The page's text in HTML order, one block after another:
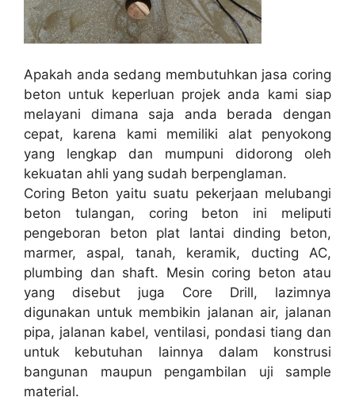
Apakah anda sedang membutuhkan jasa coring
beton untuk keperluan projek anda kami siap
melayani dimana saja anda berada dengan
cepat, karena kami memiliki alat penyokong
yang lengkap dan mumpuni didorong oleh
kekuatan ahli yang sudah berpenglaman.
Coring Beton yaitu suatu pekerjaan melubangi
beton tulangan, coring beton ini meliputi
pengeboran beton plat lantai dinding beton,
marmer, aspal, tanah, keramik, ducting AC,
plumbing dan shaft. Mesin coring beton atau
yang disebut juga Core Drill, lazimnya
digunakan untuk membikin jalanan air, jalanan
pipa, jalanan kabel, ventilasi, pondasi tiang dan
untuk kebutuhan lainnya dalam konstrusi
bangunan maupun pengambilan uji sample
material.